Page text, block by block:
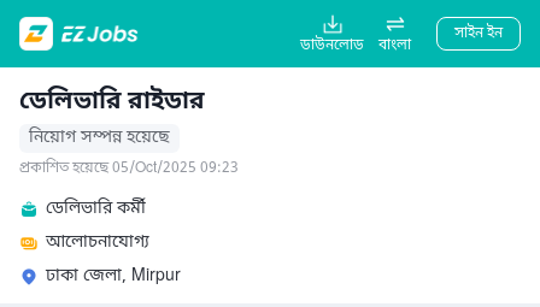
ডাউনলোড বাংলা
সাইন ইন
ডেলিভারি রাইডার
নিয়োগ সম্পন্ন হয়েছে
প্রকাশিত হয়েছে 05/Oct/2025 09:23
ডেলিভারি কর্মী
আলোচনাযোগ্য
ঢাকা জেলা, Mirpur